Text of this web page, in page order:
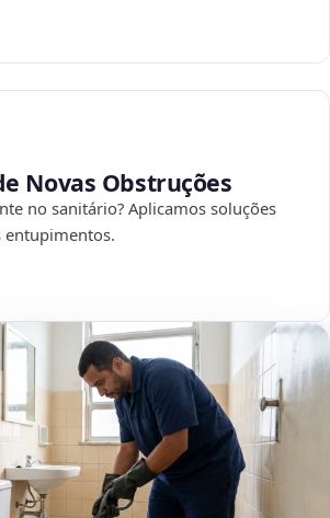
Novas Obstruções
no sanitário? Aplicamos soluções